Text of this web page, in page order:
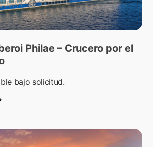
Philae – Crucero por el
bajo solicitud.